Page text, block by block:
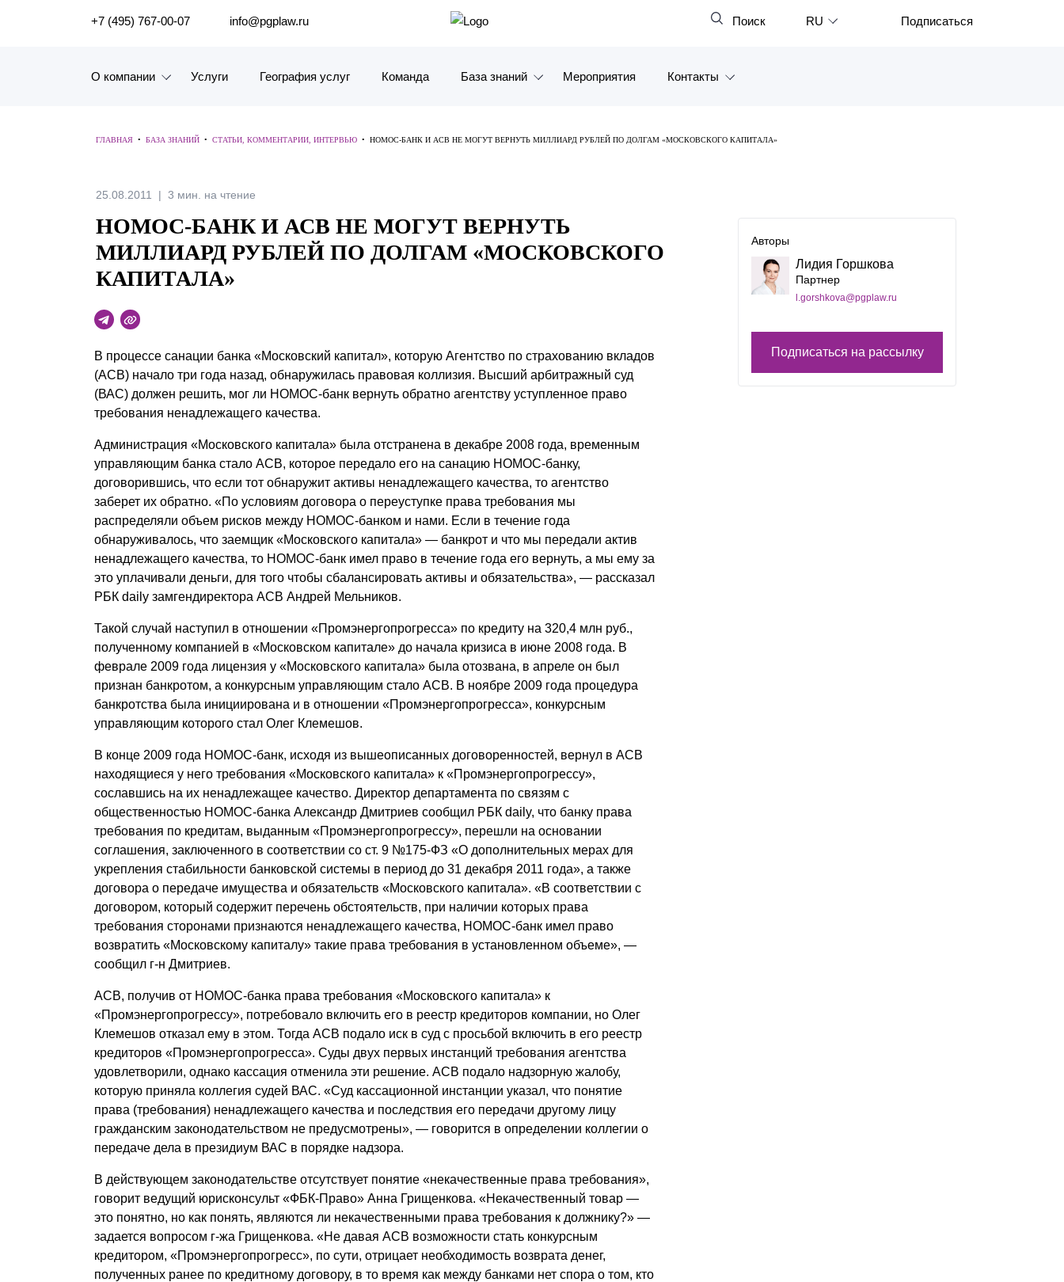
ПОИСК ПО САЙТУ Закрыть
+7 (495) 767-00-07 info@pgplaw.ru Поиск RU
日本語
Português
Türkçe
Подписаться
О компании
Наш опыт
Рейтинги, Награды, Цифры
Почему «Пепеляев Групп»?
Обращение Управляющего
Социальная
ответственность
Услуги География услуг Команда База знаний
Видео
Презентации экспертов
Мероприятия Контакты
ГЛАВНАЯ • БАЗА ЗНАНИЙ • СТАТЬИ, КОММЕНТАРИИ, ИНТЕРВЬЮ • НОМОС-БАНК И АСВ НЕ МОГУТ ВЕРНУТЬ МИЛЛИАРД РУБЛЕЙ ПО ДОЛГАМ «МОСКОВСКОГО КАПИТАЛА»
25.08.2011 3 мин. на чтение
НОМОС-БАНК И АСВ НЕ МОГУТ ВЕРНУТЬ
МИЛЛИАРД РУБЛЕЙ ПО ДОЛГАМ «МОСКОВСКОГО
КАПИТАЛА»
В процессе санации банка «Московский капитал», которую Агентство по страхованию вкладов
(АСВ) начало три года назад, обнаружилась правовая коллизия. Высший арбитражный суд
(ВАС) должен решить, мог ли НОМОС-банк вернуть обратно агентству уступленное право
требования ненадлежащего качества.
Администрация «Московского капитала» была отстранена в декабре 2008 года, временным
управляющим банка стало АСВ, которое передало его на санацию НОМОС-банку,
договорившись, что если тот обнаружит активы ненадлежащего качества, то агентство
заберет их обратно. «По условиям договора о переуступке права требования мы
распределяли объем рисков между НОМОС-банком и нами. Если в течение года
обнаруживалось, что заемщик «Московского капитала» — банкрот и что мы передали актив
ненадлежащего качества, то НОМОС-банк имел право в течение года его вернуть, а мы ему за
это уплачивали деньги, для того чтобы сбалансировать активы и обязательства», — рассказал
РБК daily замгендиректора АСВ Андрей Мельников.
Такой случай наступил в отношении «Промэнергопрогресса» по кредиту на 320,4 млн руб.,
полученному компанией в «Московском капитале» до начала кризиса в июне 2008 года. В
феврале 2009 года лицензия у «Московского капитала» была отозвана, в апреле он был
признан банкротом, а конкурсным управляющим стало АСВ. В ноябре 2009 года процедура
банкротства была инициирована и в отношении «Промэнергопрогресса», конкурсным
управляющим которого стал Олег Клемешов.
В конце 2009 года НОМОС-банк, исходя из вышеописанных договоренностей, вернул в АСВ
находящиеся у него требования «Московского капитала» к «Пром­энергопрогрессу»,
сославшись на их ненадлежащее качество. Директор департамента по связям с
общественностью НОМОС-банка Александр Дмитриев сообщил РБК daily, что банку права
требования по кредитам, выданным «Промэнергопрогрессу», перешли на основании
соглашения, заключенного в соответствии со ст. 9 №175-ФЗ «О дополнительных мерах для
укрепления стабильности банковской системы в период до 31 декабря 2011 года», а также
договора о передаче имущества и обязательств «Московского капитала». «В соответствии с
договором, который содержит перечень обстоятельств, при наличии которых права
требования сторонами признаются ненадлежащего качества, НОМОС-банк имел право
возвратить «Московскому капиталу» такие права требования в установленном объеме», —
сообщил г-н Дмитриев.
АСВ, получив от НОМОС-банка права требования «Московского капитала» к
«Промэнергопрогрессу», потребовало включить его в реестр кредиторов компании, но Олег
Клемешов отказал ему в этом. Тогда АСВ подало иск в суд с просьбой включить в его реестр
кредиторов «Пром­энергопрогресса». Суды двух первых инстанций требования агентства
удовлетворили, однако кассация отменила эти решение. АСВ подало надзорную жалобу,
которую приняла коллегия судей ВАС. «Суд кассационной инстанции указал, что понятие
права (требования) ненадлежащего качества и последствия его передачи другому лицу
гражданским законодательством не предусмотрены», — говорится в опре­делении коллегии о
передаче дела в президиум ВАС в порядке надзора.
В действующем законодательстве отсутствует понятие «некачественные права требования»,
говорит ведущий юрисконсульт «ФБК-Право» Анна Грищенкова. «Некачественный товар —
это понятно, но как понять, являются ли некачественными права требования к должнику?» —
задается вопросом г-жа Грищенкова. «Не давая АСВ возможности стать конкурсным
кредитором, «Промэнергопрогресс», по сути, отрицает необходимость возврата денег,
полученных ранее по кредитному договору, в то время как между банками нет спора о том, кто
Авторы
Лидия Горшкова
Партнер
l.gorshkova@pgplaw.ru
Подписаться на рассылку